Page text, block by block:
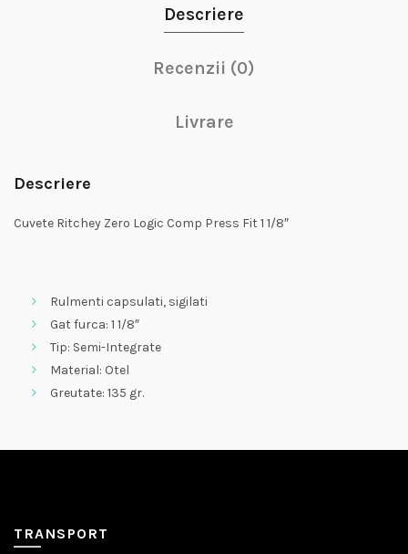
Descriere
Recenzii (0)
Livrare
Descriere
Cuvete Ritchey Zero Logic Comp Press Fit 1 1/8″
Rulmenti capsulati, sigilati
Gat furca: 1 1/8″
Tip: Semi-Integrate
Material: Otel
Greutate: 135 gr.
TRANSPORT